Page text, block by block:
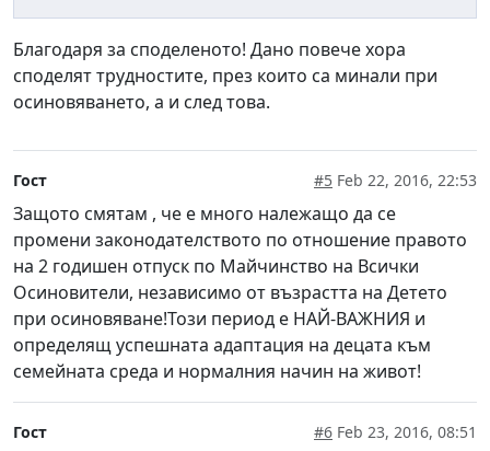
Благодаря за споделеното! Дано повече хора
споделят трудностите, през които са минали при
осиновяването, а и след това.
Гост #5 Feb 22, 2016, 22:53
Защото смятам , че е много належащо да се
промени законодателството по отношение правото
на 2 годишен отпуск по Майчинство на Всички
Осиновители, независимо от възрастта на Детето
при осиновяване!Този период е НАЙ-ВАЖНИЯ и
определящ успешната адаптация на децата към
семейната среда и нормалния начин на живот!
Гост #6 Feb 23, 2016, 08:51